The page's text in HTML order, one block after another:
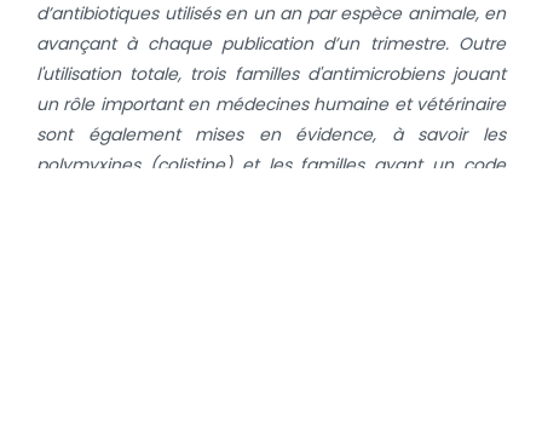
d’antibiotiques utilisés en un an par espèce animale, en
avançant à chaque publication d’un trimestre. Outre
l'utilisation totale, trois familles d'antimicrobiens jouant
un rôle important en médecines humaine et vétérinaire
sont également mises en évidence, à savoir les
polymyxines (colistine) et les familles ayant un code